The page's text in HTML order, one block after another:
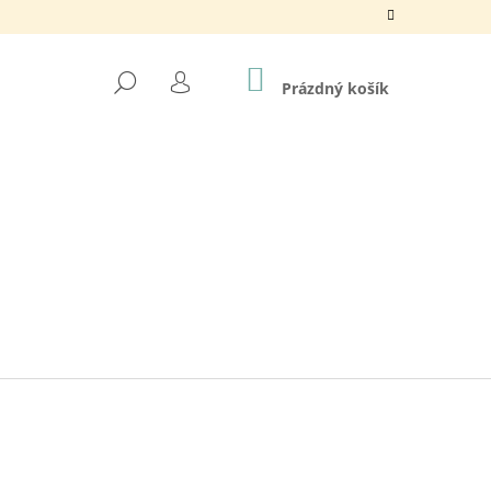
HLEDAT
PŘIHLÁŠENÍ
NÁKUPNÍ
KOŠÍK
Prázdný košík